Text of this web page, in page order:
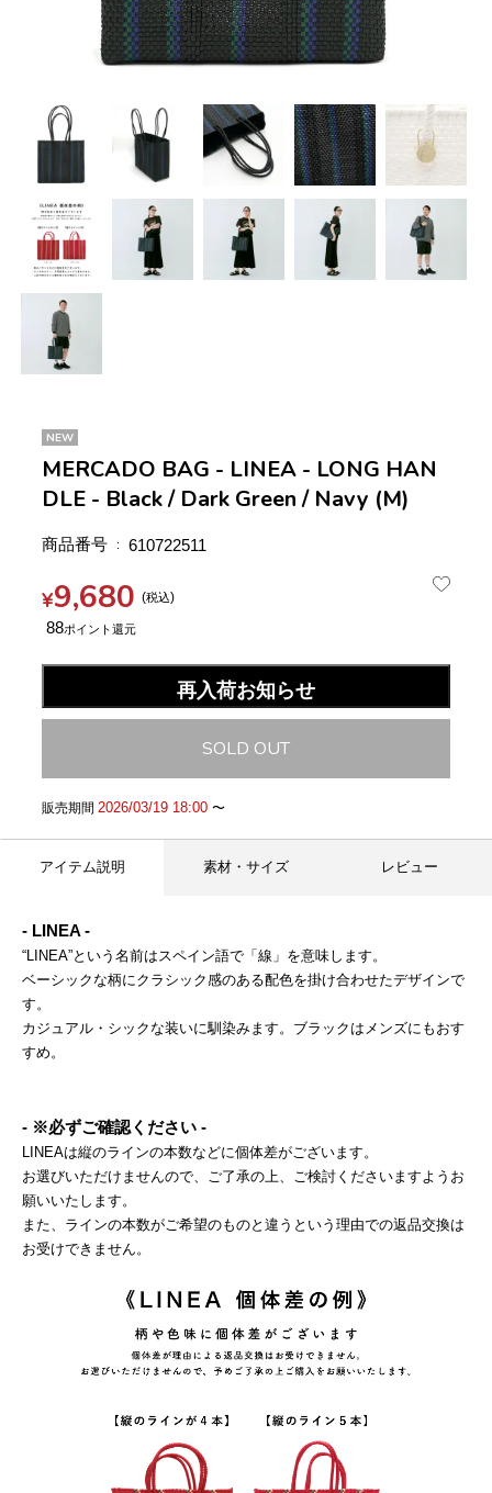
NEW
MERCADO BAG - LINEA - LONG HAN
DLE - Black / Dark Green / Navy (M)
商品番号 610722511
¥9,680 税込
88
再入荷お知らせ
SOLD OUT
販売期間 2026/03/19 18:00〜
アイテム説明 素材・サイズ レビュー
- LINEA -
“LINEA”という名前はスペイン語で「線」を意味します。
ベーシックな柄にクラシック感のある配色を掛け合わせたデザインで
す。
カジュアル・シックな装いに馴染みます。ブラックはメンズにもおす
すめ。
- ※必ずご確認ください -
LINEAは縦のラインの本数などに個体差がございます。
お選びいただけませんので、ご了承の上、ご検討くださいますようお
願いいたします。
また、ラインの本数がご希望のものと違うという理由での返品交換は
お受けできません。